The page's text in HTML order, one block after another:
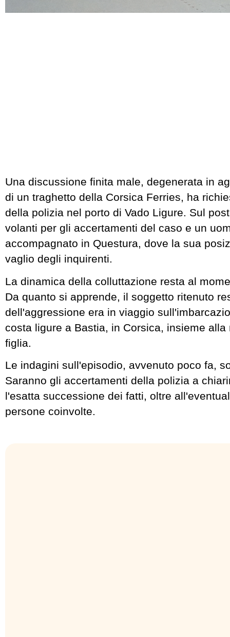
Una discussione finita male, degenerata in
di un traghetto della Corsica Ferries, ha
della polizia nel porto di Vado Ligure. Sul
volanti per gli accertamenti del caso e un
accompagnato in Questura, dove la sua
vaglio degli inquirenti.
La dinamica della colluttazione resta al
Da quanto si apprende, il soggetto ritenuto
dell'aggressione era in viaggio
costa ligure a Bastia, in Corsica, insieme alla
figlia.
Le indagini sull'episodio, avvenuto poco fa,
Saranno gli accertamenti della polizia a
l'esatta successione dei fatti, oltre
persone coinvolte.